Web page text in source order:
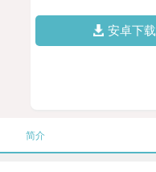
安卓下载
简介